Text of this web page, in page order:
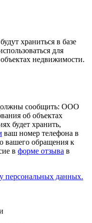
храниться в базе
для
недвижимости.
сообщить: ООО
об объектах
будет хранить,
ваш номер телефона в
вашего обращения к
в форме отзыва в
персональных данных.